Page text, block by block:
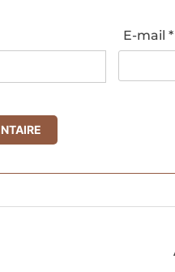
E-mail*